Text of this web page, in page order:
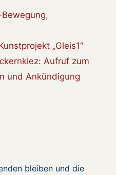
,
„Gleis1“
Aufruf zum
und Ankündigung
bleiben und die